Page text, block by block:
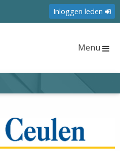
Inloggen leden
Menu